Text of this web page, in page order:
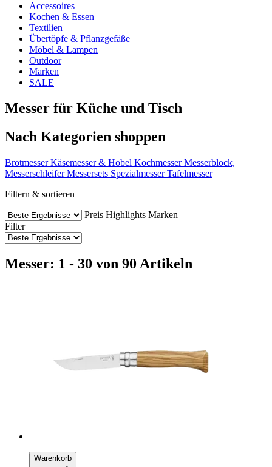
Accessoires
Kochen & Essen
Textilien
Übertöpfe & Pflanzgefäße
Möbel & Lampen
Outdoor
Marken
SALE
Messer für Küche und Tisch
Nach Kategorien shoppen
Brotmesser Käsemesser & Hobel Kochmesser Messerblock,
Messerschleifer Messersets Spezialmesser Tafelmesser
Filtern & sortieren
Preis Highlights Marken
Filter
Messer: 1 - 30 von 90 Artikeln
Warenkorb